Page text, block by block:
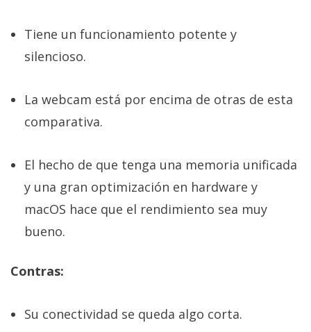
Tiene un funcionamiento potente y
silencioso.
La webcam está por encima de otras de esta
comparativa.
El hecho de que tenga una memoria unificada
y una gran optimización en hardware y
macOS hace que el rendimiento sea muy
bueno.
Contras:
Su conectividad se queda algo corta.